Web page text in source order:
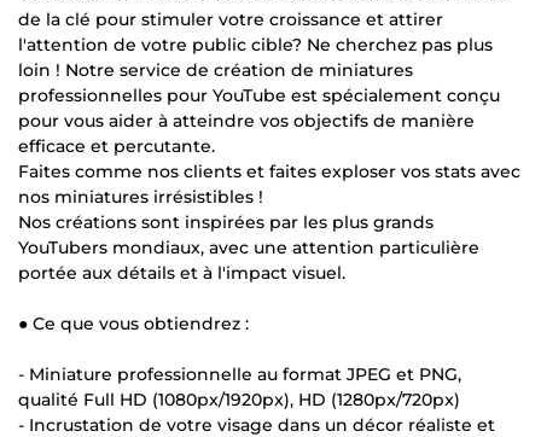
de la clé pour stimuler votre croissance et attirer
l'attention de votre public cible? Ne cherchez pas plus
loin ! Notre service de création de miniatures
professionnelles pour YouTube est spécialement conçu
pour vous aider à atteindre vos objectifs de manière
efficace et percutante.
Faites comme nos clients et faites exploser vos stats avec
nos miniatures irrésistibles !
Nos créations sont inspirées par les plus grands
YouTubers mondiaux, avec une attention particulière
portée aux détails et à l'impact visuel.
● Ce que vous obtiendrez :
- Miniature professionnelle au format JPEG et PNG,
qualité Full HD (1080px/1920px), HD (1280px/720px)
- Incrustation de votre visage dans un décor réaliste et